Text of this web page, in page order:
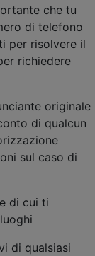
che tu
di telefono
per risolvere il
richiedere
originale
di qualcun
sul caso di
di cui ti
di qualsiasi